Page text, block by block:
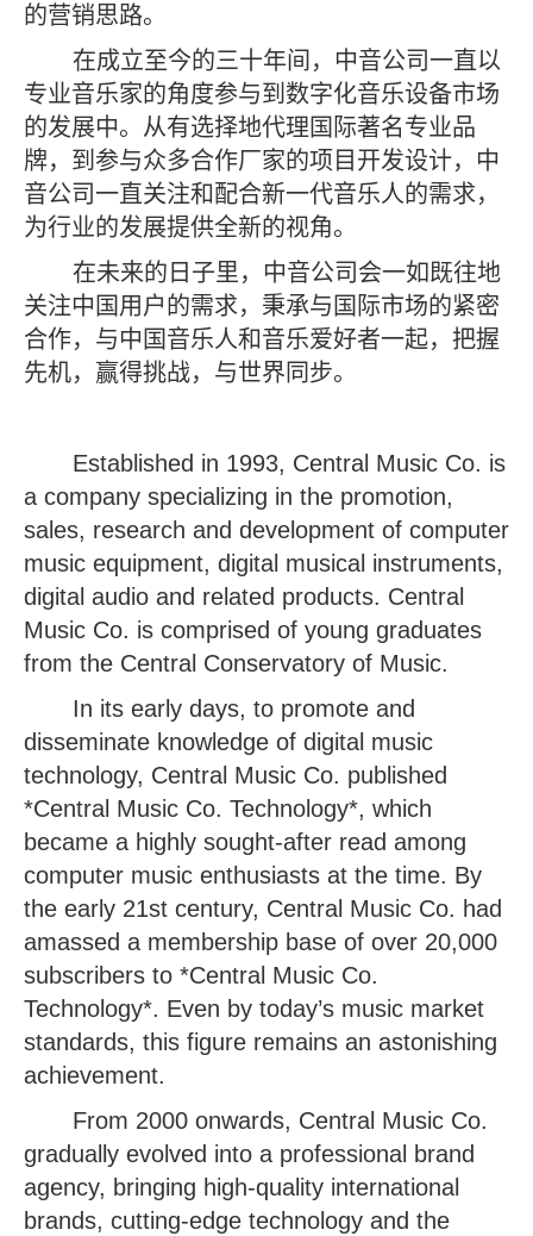
的营销思路。
在成立至今的三十年间，中音公司一直以
专业音乐家的角度参与到数字化音乐设备市场
的发展中。从有选择地代理国际著名专业品
牌，到参与众多合作厂家的项目开发设计，中
音公司一直关注和配合新一代音乐人的需求，
为行业的发展提供全新的视角。
在未来的日子里，中音公司会一如既往地
关注中国用户的需求，秉承与国际市场的紧密
合作，与中国音乐人和音乐爱好者一起，把握
先机，赢得挑战，与世界同步。
Established in 1993, Central Music Co. is
a company specializing in the promotion,
sales, research and development of computer
music equipment, digital musical instruments,
digital audio and related products. Central
Music Co. is comprised of young graduates
from the Central Conservatory of Music.
In its early days, to promote and
disseminate knowledge of digital music
technology, Central Music Co. published
*Central Music Co. Technology*, which
became a highly sought-after read among
computer music enthusiasts at the time. By
the early 21st century, Central Music Co. had
amassed a membership base of over 20,000
subscribers to *Central Music Co.
Technology*. Even by today’s music market
standards, this figure remains an astonishing
achievement.
From 2000 onwards, Central Music Co.
gradually evolved into a professional brand
agency, bringing high-quality international
brands, cutting-edge technology and the